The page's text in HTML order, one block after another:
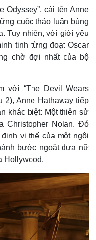
Odyssey”, cái tên Anne
cuộc thảo luận bùng
Tuy nhiên, với giới yêu
tinh từng đoạt Oscar
chờ đợi nhất của bộ
với “The Devil Wears
2), Anne Hathaway tiếp
khác biệt: Một thiên sử
Christopher Nolan. Đó
vị thế của một ngôi
bước ngoặt đưa nữ
Hollywood.